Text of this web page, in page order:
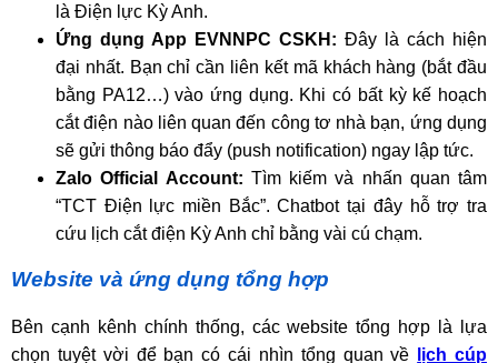
là Điện lực Kỳ Anh.
Ứng dụng App EVNNPC CSKH: Đây là cách hiện
đại nhất. Bạn chỉ cần liên kết mã khách hàng (bắt đầu
bằng PA12…) vào ứng dụng. Khi có bất kỳ kế hoạch
cắt điện nào liên quan đến công tơ nhà bạn, ứng dụng
sẽ gửi thông báo đẩy (push notification) ngay lập tức.
Zalo Official Account: Tìm kiếm và nhấn quan tâm
“TCT Điện lực miền Bắc”. Chatbot tại đây hỗ trợ tra
cứu lịch cắt điện Kỳ Anh chỉ bằng vài cú chạm.
Website và ứng dụng tổng hợp
Bên cạnh kênh chính thống, các website tổng hợp là lựa
chọn tuyệt vời để bạn có cái nhìn tổng quan về
lịch cúp